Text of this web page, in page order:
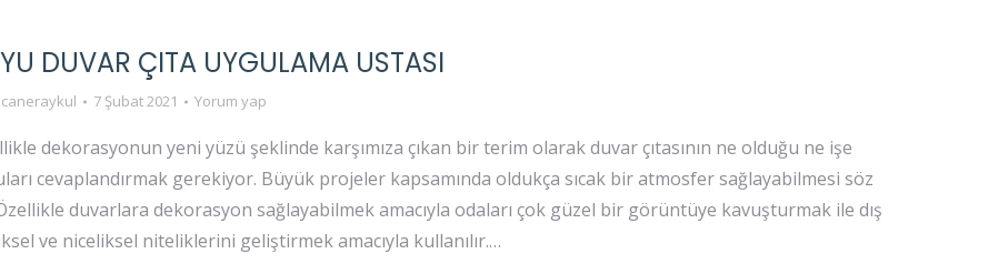
DUVAR ÇITA UYGULAMA USTASI
caneraykul 7 Şubat 2021 Yorum yap
dekorasyonun yeni yüzü şeklinde karşımıza çıkan bir terim olarak duvar çıtasının ne olduğu ne işe
cevaplandırmak gerekiyor. Büyük projeler kapsamında oldukça sıcak bir atmosfer sağlayabilmesi söz
duvarlara dekorasyon sağlayabilmek amacıyla odaları çok güzel bir görüntüye kavuşturmak ile dış
ve niceliksel niteliklerini geliştirmek amacıyla kullanılır.…